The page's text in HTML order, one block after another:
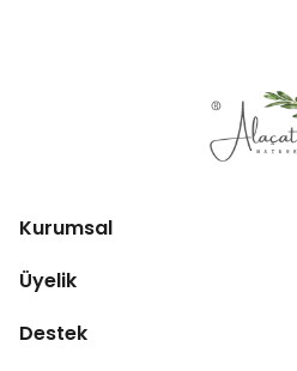
Kurumsal
Üyelik
Destek